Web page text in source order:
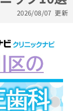
2026/08/07 更新